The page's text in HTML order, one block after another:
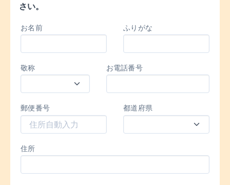
さい。
お名前 ふりがな
敬称 お電話番号
郵便番号 都道府県
住所